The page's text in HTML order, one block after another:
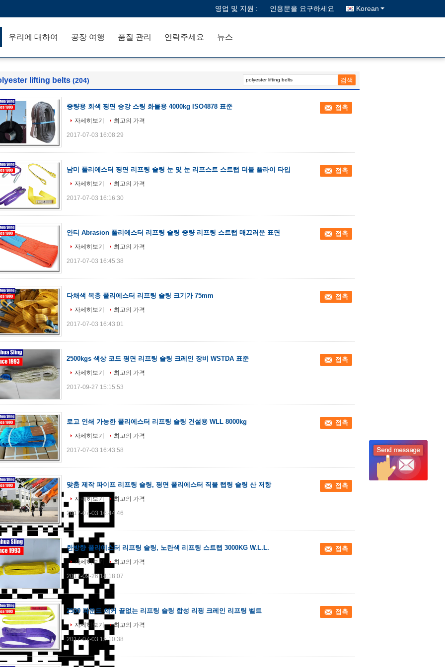
영업 및 지원 : 인용문을 요구하세요 Korean
우리에 대하여 공장 여행 품질 관리 연락주세요 뉴스
lifting belts (204)
중량용 회색 평면 승강 스링 화물용 4000kg ISO4878 표준 접촉
자세히보기 최고의 가격
2017-07-03 16:08:29
남미 폴리에스터 평면 리프팅 슬링 눈 및 눈 리프스트 스트랩 더블 플라이 타입 접촉
자세히보기 최고의 가격
2017-07-03 16:16:30
안티 Abrasion 폴리에스터 리프팅 슬링 중량 리프팅 스트랩 매끄러운 표면 접촉
자세히보기 최고의 가격
2017-07-03 16:45:38
다채색 복층 폴리에스터 리프팅 슬링 크기가 75mm 접촉
자세히보기 최고의 가격
2017-07-03 16:43:01
2500kgs 색상 코드 평면 리프팅 슬링 크레인 장비 WSTDA 표준 접촉
자세히보기 최고의 가격
2017-09-27 15:15:53
로고 인쇄 가능한 폴리에스터 리프팅 슬링 건설용 WLL 8000kg 접촉
자세히보기 최고의 가격
2017-07-03 16:43:58
맞춤 제작 파이프 리프팅 슬링, 평면 폴리에스터 직물 랩링 슬링 산 저항 접촉
자세히보기 최고의 가격
2017-07-03 16:44:46
한방향 폴리에스터 리프팅 슬링, 노란색 리프팅 스트랩 3000KG W.L.L. 접촉
자세히보기 최고의 가격
2017-09-26 14:18:07
2500 파운드 체커 끝없는 리프팅 슬링 합성 리핑 크레인 리프팅 벨트 접촉
자세히보기 최고의 가격
2017-07-03 15:10:38